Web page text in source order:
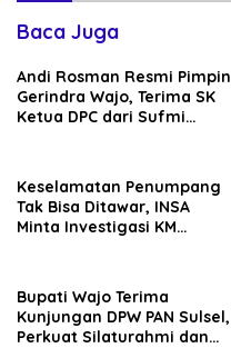
Baca Juga
Andi Rosman Resmi Pimpin
Gerindra Wajo, Terima SK
Ketua DPC dari Sufmi
Keselamatan Penumpang
Tak Bisa Ditawar, INSA
Minta Investigasi KM
Bupati Wajo Terima
Kunjungan DPW PAN Sulsel,
Perkuat Silaturahmi dan